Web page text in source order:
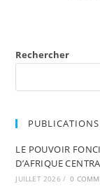
Rechercher
PUBLICATIONS
LE POUVOIR
D’AFRIQUE
JUILLET 2026 / 0